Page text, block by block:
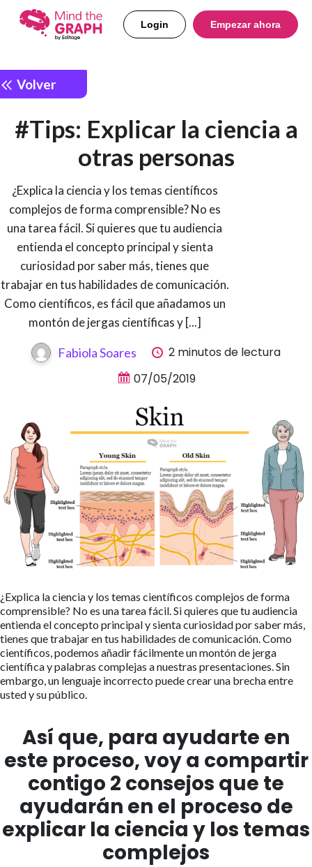
Login Empezar ahora
Volver
#Tips: Explicar la ciencia a
otras personas
¿Explica la ciencia y los temas científicos
complejos de forma comprensible? No es
una tarea fácil. Si quieres que tu audiencia
entienda el concepto principal y sienta
curiosidad por saber más, tienes que
trabajar en tus habilidades de comunicación.
Como científicos, es fácil que añadamos un
montón de jergas científicas y [...]
Fabiola Soares
2 minutos de lectura
07/05/2019
¿Explica la ciencia y los temas científicos complejos de forma
comprensible? No es una tarea fácil. Si quieres que tu audiencia
entienda el concepto principal y sienta curiosidad por saber más,
tienes que trabajar en tus habilidades de comunicación. Como
científicos, podemos añadir fácilmente un montón de jerga
científica y palabras complejas a nuestras presentaciones. Sin
embargo, un lenguaje incorrecto puede crear una brecha entre
usted y su público.
Así que, para ayudarte en
este proceso, voy a compartir
contigo 2 consejos que te
ayudarán en el proceso de
explicar la ciencia y los temas
complejos